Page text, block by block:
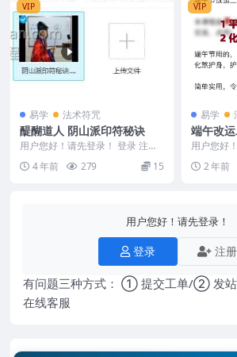
VIP
易学 法术符咒
醍醐道人 阴山派印符秘诀
用户您好！请先登录！ 登录 注册
醍醐道人 阴山派印符秘诀 过法师
承和阴山派印...
4 年前 279 15
VIP
易学
端午改
用户您好
端午改运
出来 此法
2 年前
用户您好！请先登录！
登录 注册
有问题三种方式： ① 提交工单/② 发
在线客服